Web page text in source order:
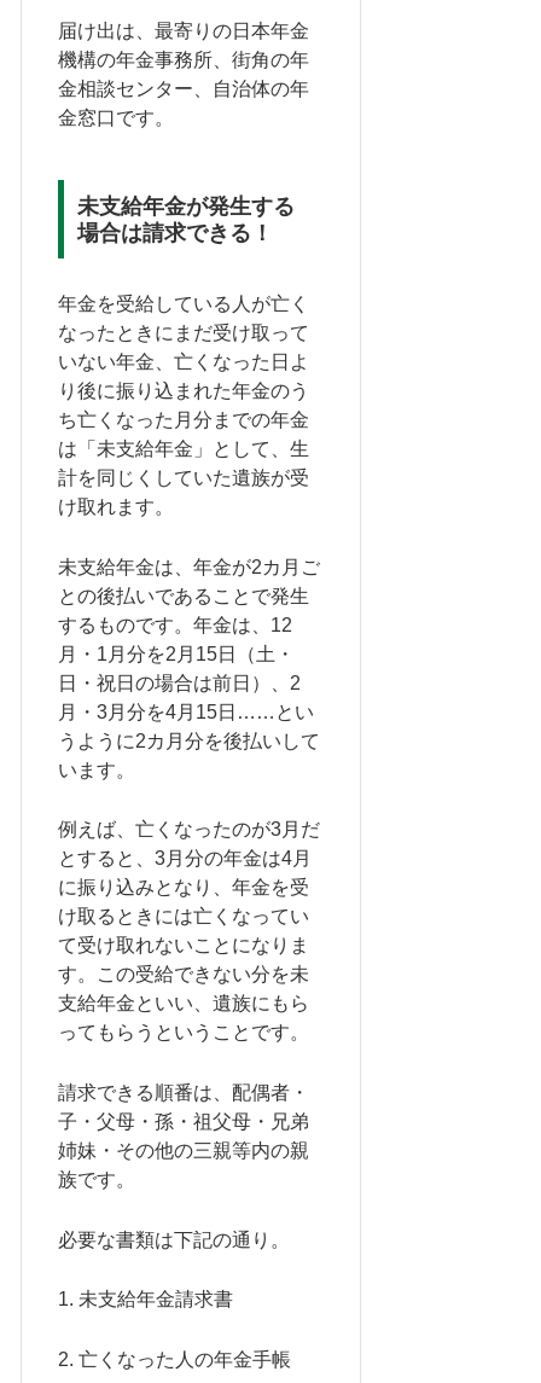
届け出は、最寄りの日本年金
機構の年金事務所、街角の年
金相談センター、自治体の年
金窓口です。
未支給年金が発生する
場合は請求できる！
年金を受給している人が亡く
なったときにまだ受け取って
いない年金、亡くなった日よ
り後に振り込まれた年金のう
ち亡くなった月分までの年金
は「未支給年金」として、生
計を同じくしていた遺族が受
け取れます。
未支給年金は、年金が2カ月ご
との後払いであることで発生
するものです。年金は、12
月・1月分を2月15日（土・
日・祝日の場合は前日）、2
月・3月分を4月15日……とい
うように2カ月分を後払いして
います。
例えば、亡くなったのが3月だ
とすると、3月分の年金は4月
に振り込みとなり、年金を受
け取るときには亡くなってい
て受け取れないことになりま
す。この受給できない分を未
支給年金といい、遺族にもら
ってもらうということです。
請求できる順番は、配偶者・
子・父母・孫・祖父母・兄弟
姉妹・その他の三親等内の親
族です。
必要な書類は下記の通り。
1. 未支給年金請求書
2. 亡くなった人の年金手帳